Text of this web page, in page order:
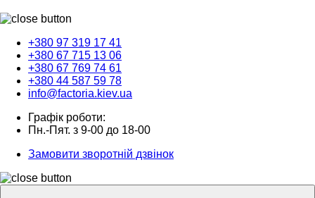
+380 97 319 17 41
+380 67 715 13 06
+380 67 769 74 61
+380 44 587 59 78
info@factoria.kiev.ua
Графік роботи:
Пн.-Пят. з 9-00 до 18-00
Замовити зворотній дзвінок